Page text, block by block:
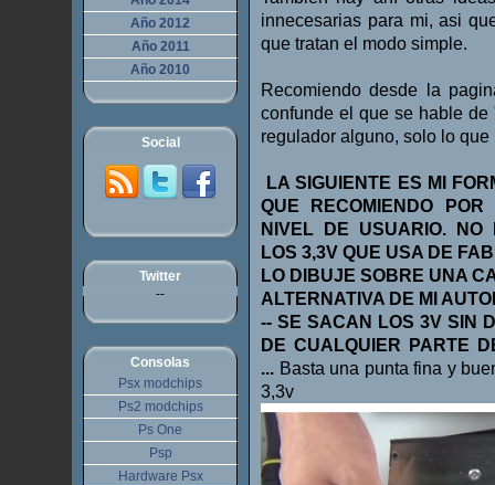
innecesarias para mi, asi
que tratan el modo simple.
Recomiendo desde la
confunde el que se hable
regulador alguno, solo lo
LA SIGUIENTE ES MI
QUE RECOMIENDO
NIVEL DE USUARIO. NO
LOS 3,3V QUE USA DE
LO DIBUJE SOBRE UNA
ALTERNATIVA DE MI
-- SE SACAN LOS 3V SIN
DE CUALQUIER PARTE
... Basta una punta fina y
3,3v
Año 2012
Año 2011
Año 2010
Social
Twitter
--
Consolas
Psx modchips
Ps2 modchips
Ps One
Psp
Hardware Psx